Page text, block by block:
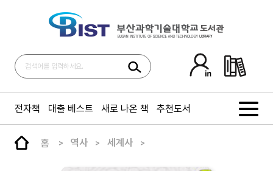
전자책 대출 베스트 새로 나온 책 추천도서
홈 역사 세계사